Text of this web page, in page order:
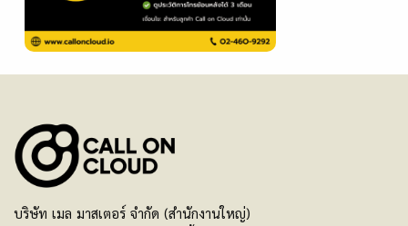
บริษัท เมล มาสเตอร์ จำกัด (สำนักงานใหญ่)